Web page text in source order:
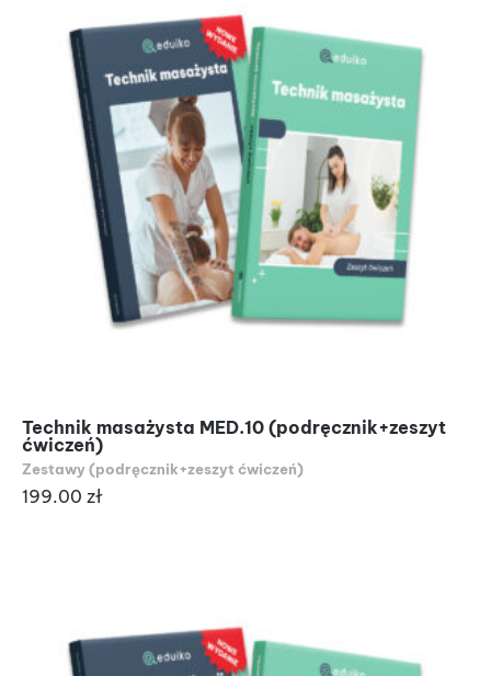
Technik masażysta MED.10 (podręcznik+zeszyt
ćwiczeń)
Zestawy (podręcznik+zeszyt ćwiczeń)
199.00 zł